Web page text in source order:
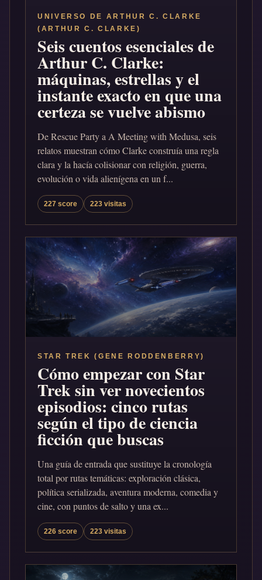
UNIVERSO DE ARTHUR C. CLARKE
(ARTHUR C. CLARKE)
Seis cuentos esenciales de
Arthur C. Clarke:
máquinas, estrellas y el
instante exacto en que una
certeza se vuelve abismo
De Rescue Party a A Meeting with Medusa, seis
relatos muestran cómo Clarke construía una regla
clara y la hacía colisionar con religión, guerra,
evolución o vida alienígena en un f...
227 score 223 visitas
STAR TREK (GENE RODDENBERRY)
Cómo empezar con Star
Trek sin ver novecientos
episodios: cinco rutas
según el tipo de ciencia
ficción que buscas
Una guía de entrada que sustituye la cronología
total por rutas temáticas: exploración clásica,
política serializada, aventura moderna, comedia y
cine, con puntos de salto y una ex...
226 score 223 visitas